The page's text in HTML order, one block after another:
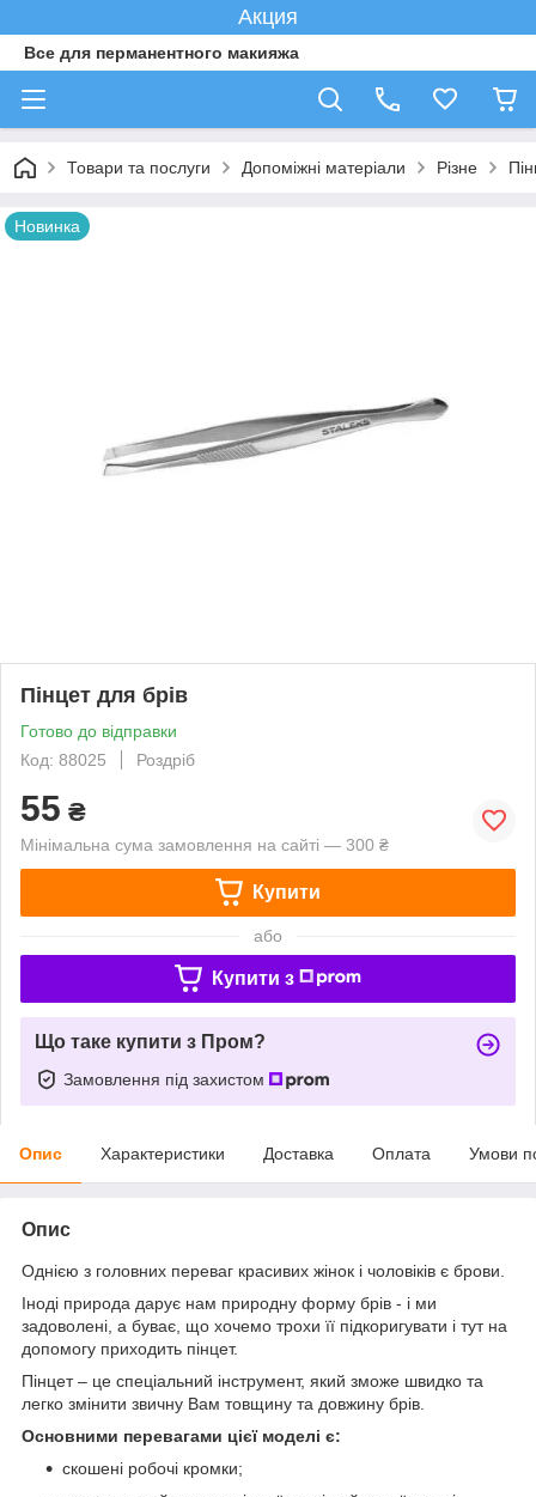
Акция
Все для перманентного макияжа
Товари та послуги Допоміжні матеріали Різне
Новинка
Пінцет для брів
Готово до відправки
Код: 88025
Роздріб
55 ₴
Мінімальна сума замовлення на сайті — 300 ₴
Купити
або
Купити з
Що таке купити з Пром?
Замовлення під захистом
Опис Характеристики Доставка Оплата Умови
Опис
Однією з головних переваг красивих жінок і чоловіків є брови.
Іноді природа дарує нам природну форму брів - і ми
задоволені, а буває, що хочемо трохи її підкоригувати і тут на
допомогу приходить пінцет.
Пінцет – це спеціальний інструмент, який зможе швидко та
легко змінити звичну Вам товщину та довжину брів.
Основними перевагами цієї моделі є:
скошені робочі кромки;